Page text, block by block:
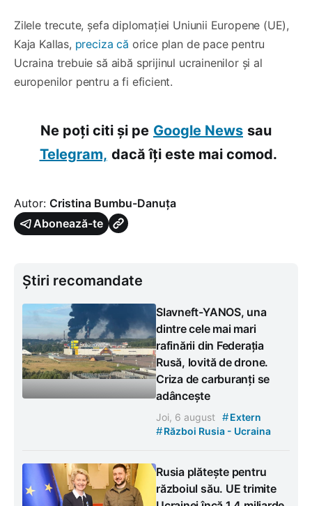
Zilele trecute, șefa diplomației Uniunii Europene (UE),
Kaja Kallas, preciza că orice plan de pace pentru
Ucraina trebuie să aibă sprijinul ucrainenilor și al
europenilor pentru a fi eficient.
Ne poți citi și pe Google News sau
Telegram, dacă îți este mai comod.
Autor: Cristina Bumbu-Danuța
Abonează-te
Știri recomandate
Slavneft-YANOS, una
dintre cele mai mari
rafinării din Federația
Rusă, lovită de drone.
Criza de carburanți se
adâncește
Joi, 6 august #Extern
#Război Rusia - Ucraina
Rusia plătește pentru
războiul său. UE trimite